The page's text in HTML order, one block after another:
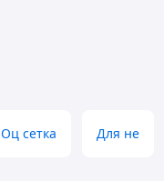
Оц сетка Для не